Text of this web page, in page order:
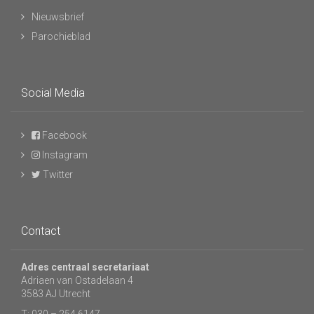
Nieuwsbrief
Parochieblad
Social Media
Facebook
Instagram
Twitter
Contact
Adres centraal secretariaat
Adriaen van Ostadelaan 4
3583 AJ Utrecht